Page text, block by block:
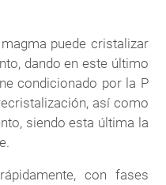
magma puede cristalizar
dando en este último
condicionado por la P
así como
siendo esta última la
con fases